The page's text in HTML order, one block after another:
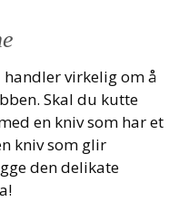
handler virkelig om å
Skal du kutte
en kniv som har et
kniv som glir
den delikate